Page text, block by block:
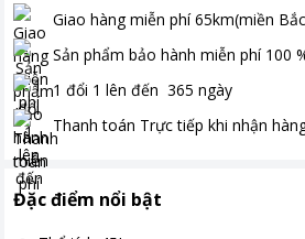
Giao hàng miễn phí 65km(miền
Sản phẩm bảo hành miễn phí 100
1 đổi 1 lên đến 365 ngày
Thanh toán Trực tiếp khi nhận
Đặc điểm nổi bật